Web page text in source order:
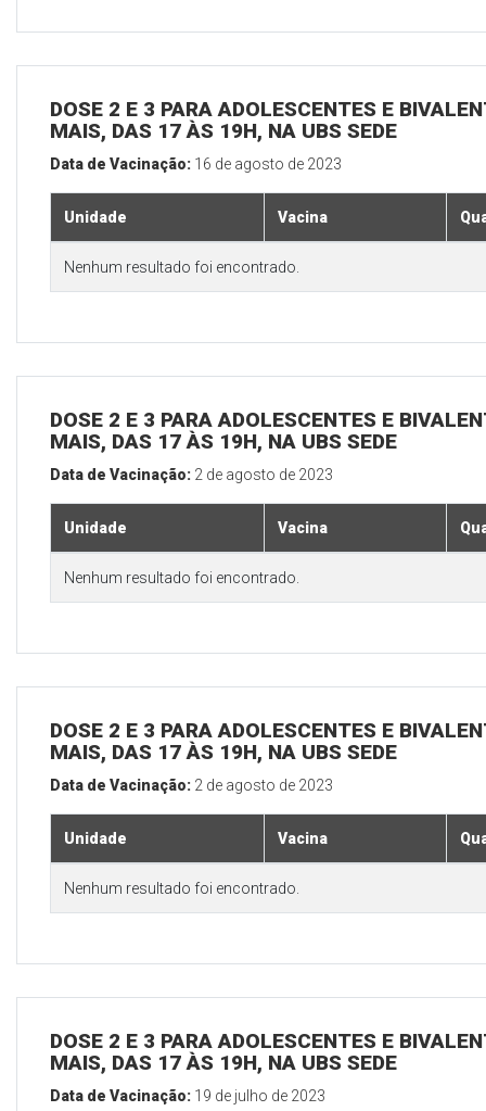
DOSE 2 E 3 PARA ADOLESCENTES E
MAIS, DAS 17 ÀS 19H, NA UBS SEDE
Data de Vacinação: 16 de agosto de 2023
Unidade Vacina
Nenhum resultado foi encontrado.
DOSE 2 E 3 PARA ADOLESCENTES E
MAIS, DAS 17 ÀS 19H, NA UBS SEDE
Data de Vacinação: 2 de agosto de 2023
Unidade Vacina
Nenhum resultado foi encontrado.
DOSE 2 E 3 PARA ADOLESCENTES E
MAIS, DAS 17 ÀS 19H, NA UBS SEDE
Data de Vacinação: 2 de agosto de 2023
Unidade Vacina
Nenhum resultado foi encontrado.
DOSE 2 E 3 PARA ADOLESCENTES E
MAIS, DAS 17 ÀS 19H, NA UBS SEDE
Data de Vacinação: 19 de julho de 2023